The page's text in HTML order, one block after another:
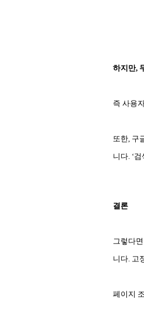
하지만,
즉 사용
또한, 구
니다. ‘
결론
그렇다
니다. 고
페이지